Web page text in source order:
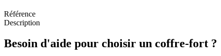
Référence
Description
Besoin d'aide pour choisir un coffre-fort ?